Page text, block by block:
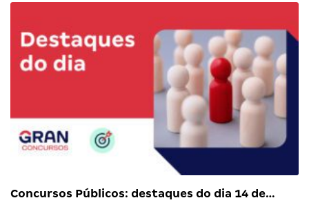
Concursos Públicos: destaques do dia 14 de…